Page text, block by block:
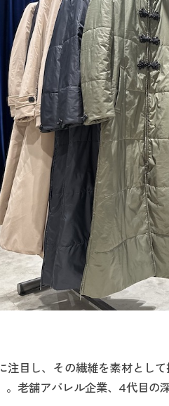
注目し、その繊維を素材とし
。老舗アパレル企業、4代目の